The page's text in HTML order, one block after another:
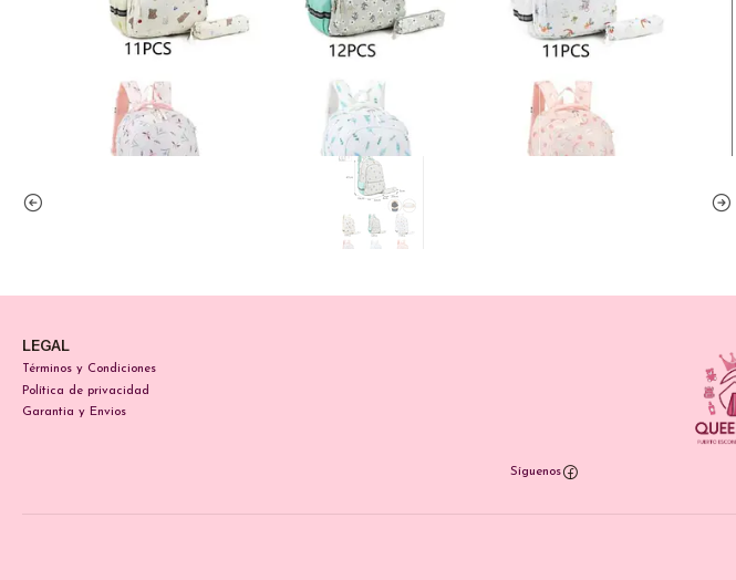
LEGAL
Términos y Condiciones
Política de privacidad
Garantia y Envios
Síguenos